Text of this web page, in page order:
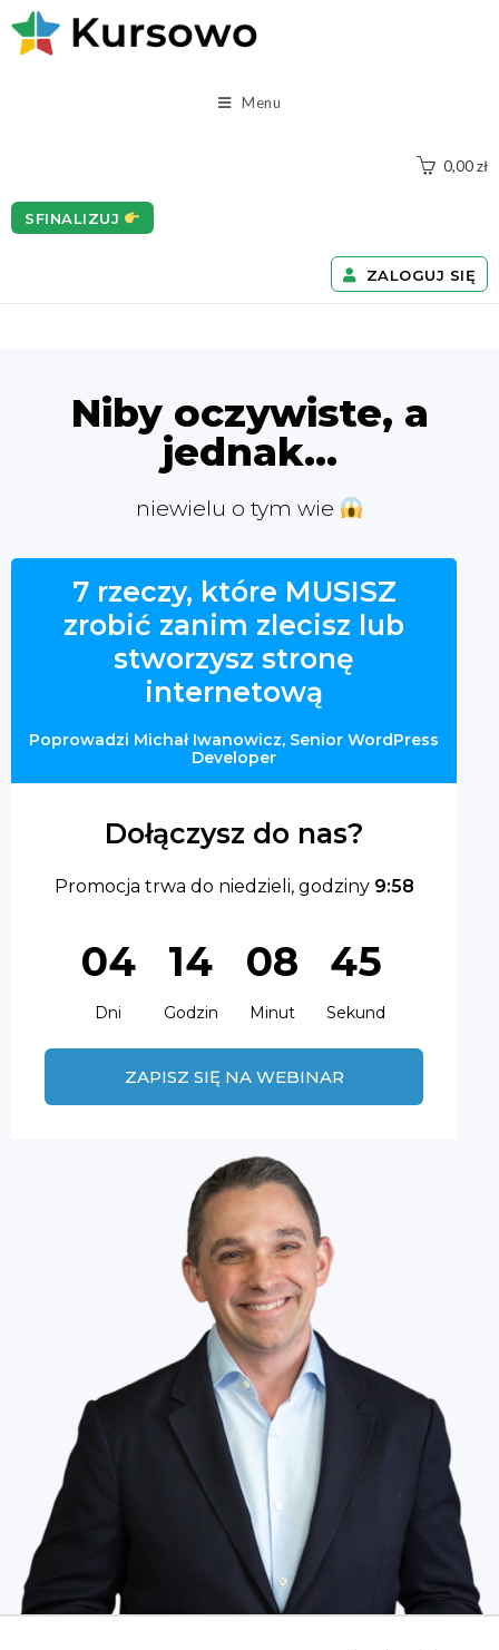
Menu
0,00zł
SFINALIZUJ
ZALOGUJ SIĘ
Niby oczywiste, a
jednak...
niewielu o tym wie
7 rzeczy, które MUSISZ
zrobić zanim zlecisz lub
stworzysz stronę
internetową
Poprowadzi Michał Iwanowicz, Senior WordPress
Developer
Dołączysz do nas?
Promocja trwa do niedzieli, godziny 9:58
04
Dni
14
Godzin
08
Minut
45
Sekund
ZAPISZ SIĘ NA WEBINAR